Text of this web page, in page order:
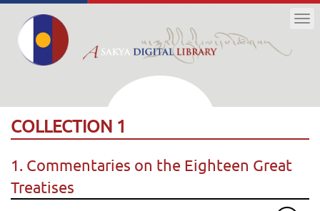
COLLECTION 1
1. Commentaries on the Eighteen Great
Treatises